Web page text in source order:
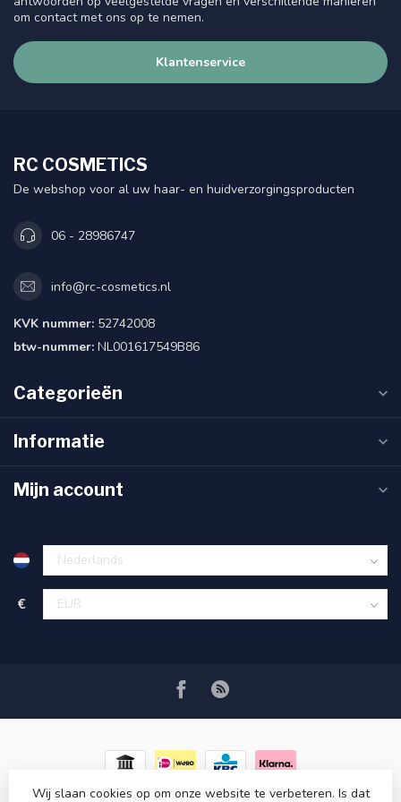
om contact met ons op te nemen.
Klantenservice
RC COSMETICS
De webshop voor al uw haar- en huidverzorgingsproducten
06 - 28986747
info@rc-cosmetics.nl
KVK nummer: 52742008
btw-nummer: NL001617549B86
Categorieën
Informatie
Mijn account
€
© Copyright 2026 RC COSMETICS- Powered byLightspeed-
Wij slaan cookies op om onze website te verbeteren. Is dat